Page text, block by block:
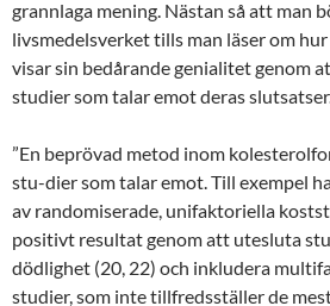
grannlaga mening. Nästan så att man
livsmedelsverket tills man läser om
visar sin bedårande genialitet genom
studier som talar emot deras slutsatser.
”En beprövad metod inom
stu-dier som talar emot. Till exempel
av randomiserade, unifaktoriella
positivt resultat genom att utesluta
dödlighet (20, 22) och inkludera
studier, som inte tillfredsställer de